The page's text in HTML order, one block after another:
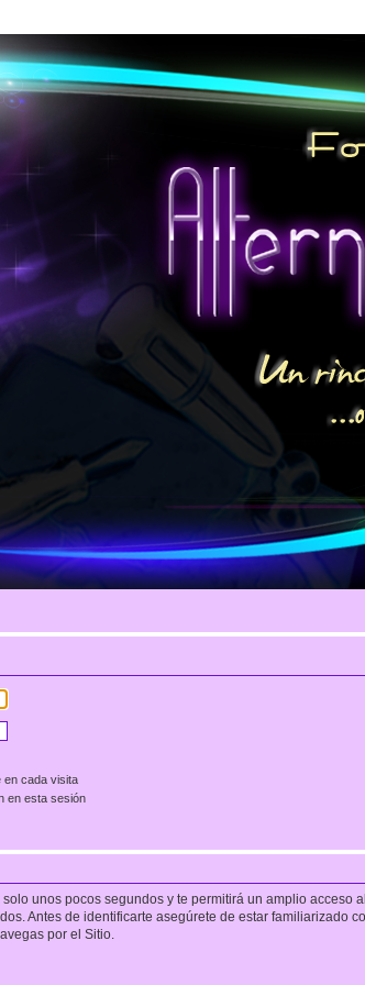
en cada visita
en esta sesión
unos pocos segundos y te permitirá un amplio acceso
Antes de identificarte asegúrete de estar familiarizado
por el Sitio.